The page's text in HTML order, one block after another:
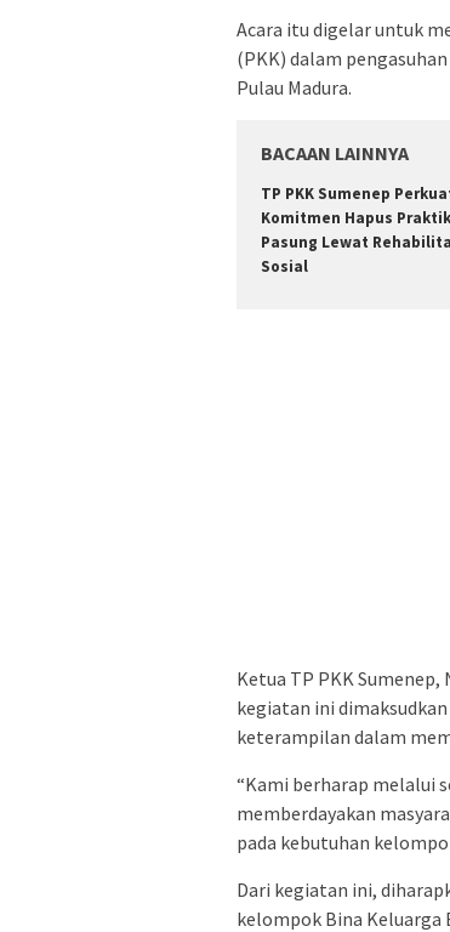
Acara itu digelar untuk
(PKK) dalam
Pulau Madura.
BACAAN LAINNYA
TP PKK Sumenep
Komitmen Hapus Praktik
Pasung Lewat
Sosial
Ketua TP PKK
kegiatan ini
keterampilan dalam
“Kami berharap melalui
memberdayakan
pada kebutuhan
Dari kegiatan ini,
kelompok Bina Keluarga